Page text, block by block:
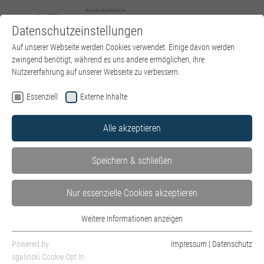
Zum Hauptinhalt springen
Sie sind hier:
DGPT e.V. Über uns Landesverbände Berlin
Brandenburg
Hessen
Datenschutzeinstellungen
Auf unserer Webseite werden Cookies verwendet. Einige davon werden
zwingend benötigt, während es uns andere ermöglichen, Ihre
Nutzererfahrung auf unserer Webseite zu verbessern.
Essenziell Externe Inhalte
Alle akzeptieren
Speichern & schließen
Nur essenzielle Cookies akzeptieren
Essenzielle Cookies werden für grundlegende Funktionen der Webseite
benötigt. Dadurch ist gewährleistet, dass die Webseite einwandfrei
Weitere Informationen anzeigen
Powered by
sgalinski Cookie Opt In
Impressum | Datenschutz